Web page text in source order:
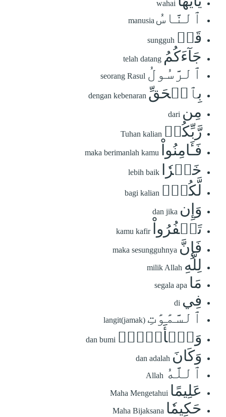
wahai
ٱلنَّاسُ manusia
قَدۡ sungguh
جَآءَكُمُ telah datang
ٱلرَّسُولُ seorang Rasul
بِٱلۡحَقِّ dengan kebenaran
مِن dari
رَّبِّكُمۡ Tuhan kalian
فَـَٔامِنُواْ maka berimanlah kamu
خَيۡرٗا lebih baik
لَّكُمۡۚ bagi kalian
وَإِن dan jika
تَكۡفُرُواْ kamu kafir
فَإِنَّ maka sesungguhnya
لِلَّهِ milik Allah
مَا segala apa
فِي di
ٱلسَّمَٰوَٰتِ langit(jamak)
وَٱلۡأَرۡضِۚ dan bumi
وَكَانَ dan adalah
ٱللَّهُ Allah
عَلِيمًا Maha Mengetahui
حَكِيمٗا Maha Bijaksana